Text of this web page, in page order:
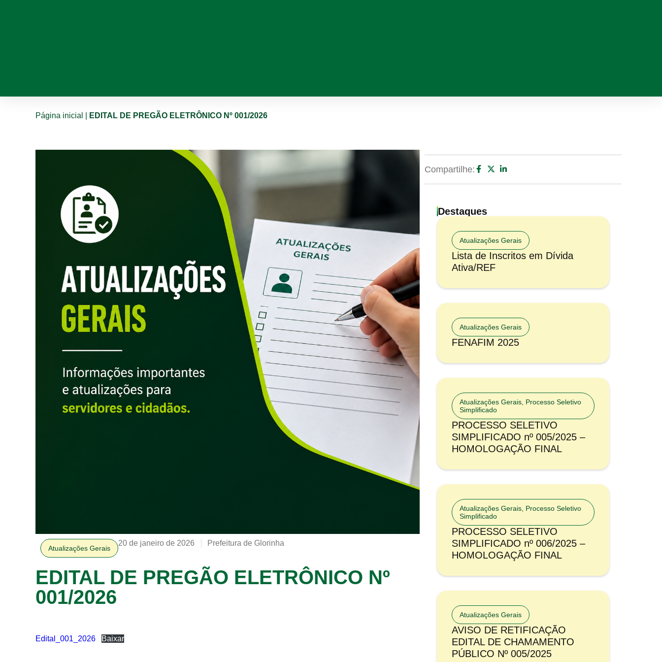
Página inicial EDITAL DE PREGÃO ELETRÔNICO Nº 001/2026
Atualizações Gerais
20 de janeiro de 2026 Prefeitura de Glorinha
EDITAL DE PREGÃO ELETRÔNICO Nº
001/2026
Edital_001_2026 Baixar
Compartilhe:
Destaques
Atualizações Gerais
Lista de Inscritos em Dívida
Ativa/REF
Atualizações Gerais
FENAFIM 2025
Atualizações Gerais Processo Seletivo
Simplificado
PROCESSO SELETIVO
SIMPLIFICADO nº 005/2025 –
HOMOLOGAÇÃO FINAL
Atualizações Gerais Processo Seletivo
Simplificado
PROCESSO SELETIVO
SIMPLIFICADO nº 006/2025 –
HOMOLOGAÇÃO FINAL
Atualizações Gerais
AVISO DE RETIFICAÇÃO
EDITAL DE CHAMAMENTO
PÚBLICO Nº 005/2025